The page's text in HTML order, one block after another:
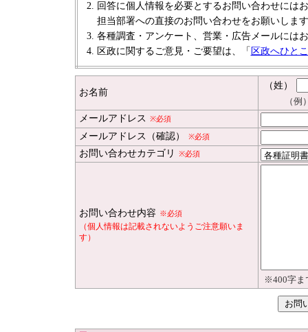
回答に個人情報を必要とするお問い合わせには
担当部署への直接のお問い合わせをお願いしま
各種調査・アンケート、営業・広告メールには
区政に関するご意見・ご要望は、「 区政へひと
お名前
（姓）
（例
メールアドレス ※必須
メールアドレス（確認） ※必須
お問い合わせカテゴリ ※必須
お問い合わせ内容 ※必須
（個人情報は記載されないようご注意願いま
す）
※400字ま